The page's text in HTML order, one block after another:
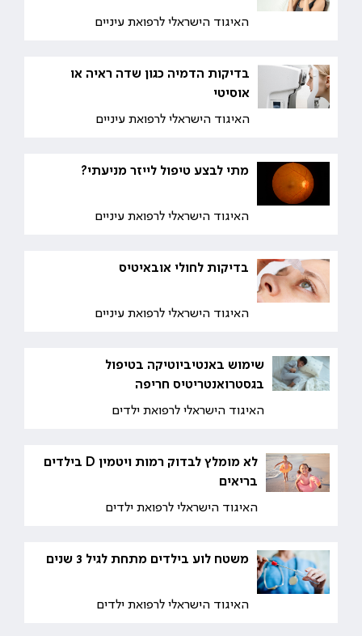
האיגוד הישראלי לרפואת עיניים
בדיקות הדמיה כגון שדה ראיה או
אוסיטי
האיגוד הישראלי לרפואת עיניים
מתי לבצע טיפול לייזר מניעתי?
האיגוד הישראלי לרפואת עיניים
בדיקות לחולי אובאיטיס
האיגוד הישראלי לרפואת עיניים
שימוש באנטיביוטיקה בטיפול
בגסטרואנטריטיס חריפה
האיגוד הישראלי לרפואת ילדים
לא מומלץ לבדוק רמות ויטמין D בילדים
בריאים
האיגוד הישראלי לרפואת ילדים
משטח לוע בילדים מתחת לגיל 3 שנים
האיגוד הישראלי לרפואת ילדים